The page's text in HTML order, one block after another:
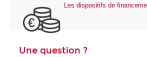
Les dispositifs de
Une question ?